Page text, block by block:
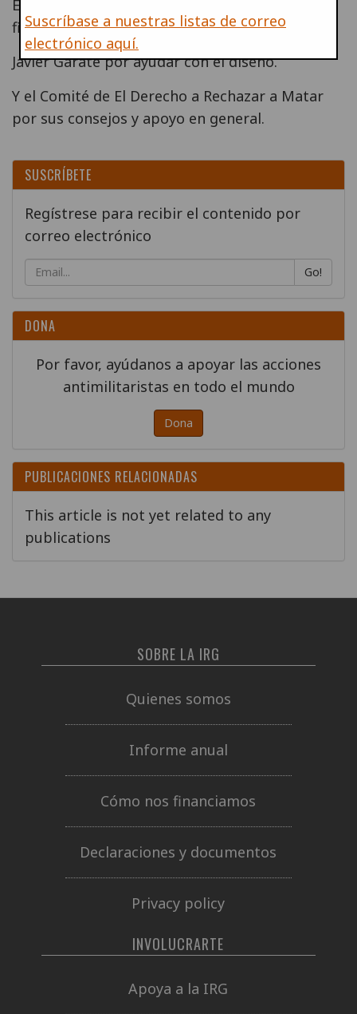
Everett y Jenny McCarthy por revisar la versión
final.
Javier Gárate por ayudar con el diseño.
Y el Comité de El Derecho a Rechazar a Matar
por sus consejos y apoyo en general.
Suscríbase a nuestras listas de correo
electrónico aquí.
SUSCRÍBETE
Regístrese para recibir el contenido por
correo electrónico
Go!
DONA
Por favor, ayúdanos a apoyar las acciones
antimilitaristas en todo el mundo
Dona
PUBLICACIONES RELACIONADAS
This article is not yet related to any
publications
SOBRE LA IRG
Quienes somos
Informe anual
Cómo nos financiamos
Declaraciones y documentos
Privacy policy
INVOLUCRARTE
Apoya a la IRG